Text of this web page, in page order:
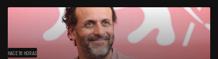
HACE 16 HORAS